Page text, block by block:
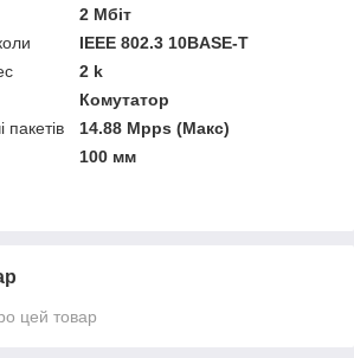
2 Мбіт
IEEE 802.3 10BASE-T
2 k
Комутатор
пакетів
14.88 Mpps (Макс)
100 мм
цей товар